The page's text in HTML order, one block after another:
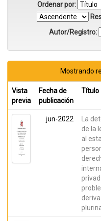
Ordenar por:
Autor/Registro:
Mostrando
Vista
previa
Fecha de
publicación
Título
jun-2022
La
de la
al